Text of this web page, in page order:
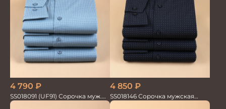
4 790 ₽
SS018091 (UF91) Сорочка муж.
GROSTYLE PRIME
4 850 ₽
SS018146 Сорочка мужская
GROSTYLE TRENDY